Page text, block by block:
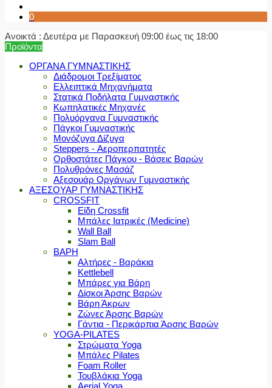
0
Ανοικτά : Δευτέρα με Παρασκευή 09:00 έως τις 18:00
Προϊόντα
ΟΡΓΑΝΑ ΓΥΜΝΑΣΤΙΚΗΣ
Διάδρομοι Τρεξίματος
Ελλειπτικά Μηχανήματα
Στατικά Ποδήλατα Γυμναστικής
Κωπηλατικές Μηχανές
Πολυόργανα Γυμναστικής
Πάγκοι Γυμναστικής
Μονόζυγα Δίζυγα
Steppers - Αεροπερπατητές
Ορθοστάτες Πάγκου - Βάσεις Βαρών
Πολυθρόνες Μασάζ
Αξεσουάρ Οργάνων Γυμναστικής
ΑΞΕΣΟΥΑΡ ΓΥΜΝΑΣΤΙΚΗΣ
CROSSFIT
Είδη Crossfit
Μπάλες Ιατρικές (Medicine)
Wall Ball
Slam Ball
ΒΑΡΗ
Αλτήρες - Βαράκια
Kettlebell
Μπάρες για Βάρη
Δίσκοι Άρσης Βαρών
Βάρη Άκρων
Ζώνες Άρσης Βαρών
Γάντια - Περικάρπια Άρσης Βαρών
YOGA-PILATES
Στρώματα Yoga
Μπάλες Pilates
Foam Roller
Τουβλάκια Yoga